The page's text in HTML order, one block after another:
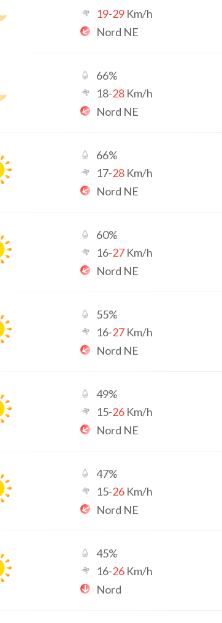
19-29 Km/h
Nord NE
66%
18-28 Km/h
Nord NE
66%
17-28 Km/h
Nord NE
60%
16-27 Km/h
Nord NE
55%
16-27 Km/h
Nord NE
49%
15-26 Km/h
Nord NE
47%
15-26 Km/h
Nord NE
45%
16-26 Km/h
Nord